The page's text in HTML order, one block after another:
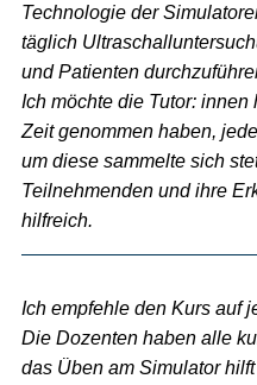
Technologie der
täglich
und Patienten
Ich möchte die Tutor:
Zeit genommen haben,
um diese sammelte sich
Teilnehmenden und ihre
hilfreich.
Ich empfehle den Kurs auf
Die Dozenten haben alle
das Üben am Simulator